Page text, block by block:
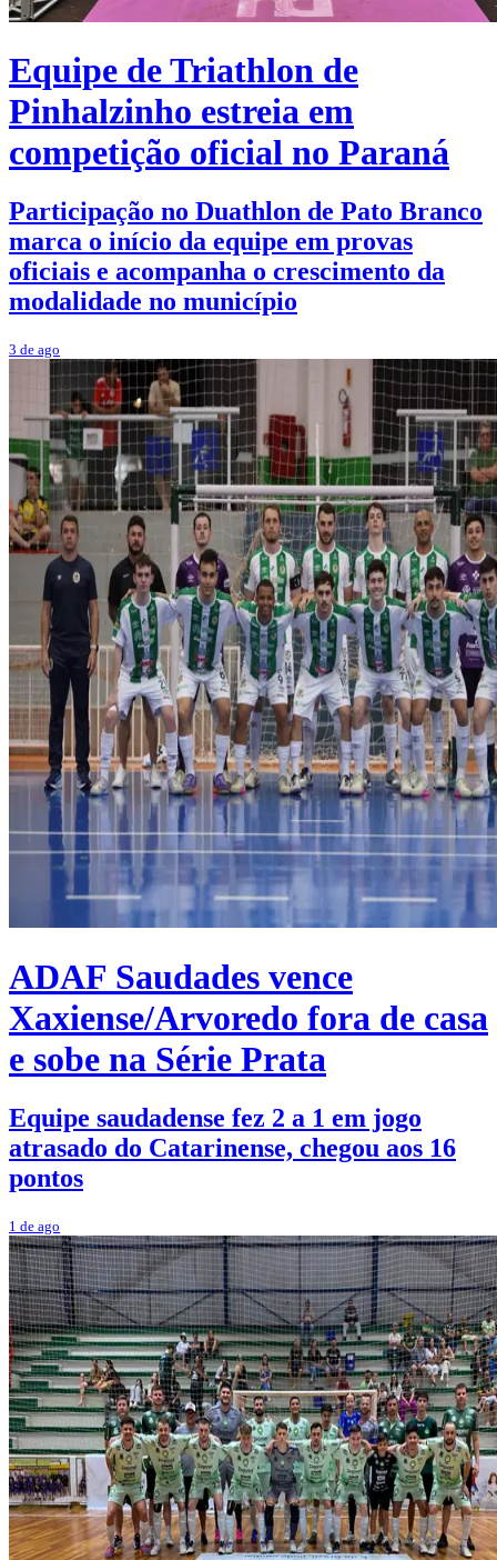
Equipe de Triathlon de
Pinhalzinho estreia em
competição oficial no Paraná
Participação no Duathlon de Pato Branco
marca o início da equipe em provas
oficiais e acompanha o crescimento da
modalidade no município
3 de ago
ADAF Saudades vence
Xaxiense/Arvoredo fora de casa
e sobe na Série Prata
Equipe saudadense fez 2 a 1 em jogo
atrasado do Catarinense, chegou aos 16
pontos
1 de ago